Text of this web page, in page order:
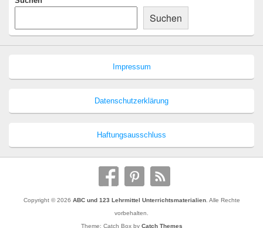
Suchen
Impressum
Datenschutzerklärung
Haftungsausschluss
Copyright © 2026 ABC und 123 Lehrmittel Unterrichtsmaterialien. Alle Rechte
vorbehalten.
Theme: Catch Box by Catch Themes